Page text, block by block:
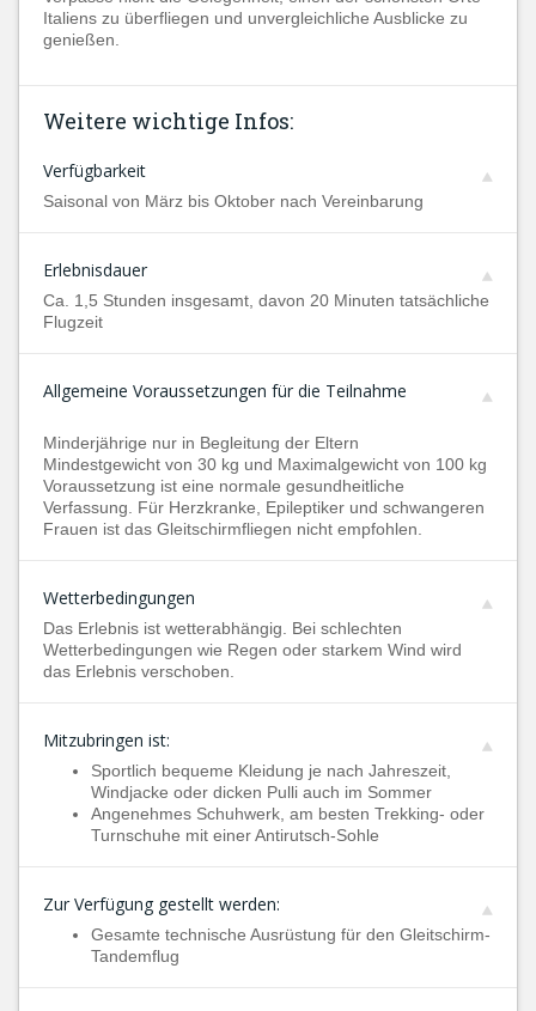
Italiens zu überfliegen und unvergleichliche Ausblicke zu
genießen.
Weitere wichtige Infos:
Verfügbarkeit
Saisonal von März bis Oktober nach Vereinbarung
Erlebnisdauer
Ca. 1,5 Stunden insgesamt, davon 20 Minuten tatsächliche
Flugzeit
Allgemeine Voraussetzungen für die Teilnahme
Minderjährige nur in Begleitung der Eltern
Mindestgewicht von 30 kg und Maximalgewicht von 100 kg
Voraussetzung ist eine normale gesundheitliche
Verfassung. Für Herzkranke, Epileptiker und schwangeren
Frauen ist das Gleitschirmfliegen nicht empfohlen.
Wetterbedingungen
Das Erlebnis ist wetterabhängig. Bei schlechten
Wetterbedingungen wie Regen oder starkem Wind wird
das Erlebnis verschoben.
Mitzubringen ist:
Sportlich bequeme Kleidung je nach Jahreszeit,
Windjacke oder dicken Pulli auch im Sommer
Angenehmes Schuhwerk, am besten Trekking- oder
Turnschuhe mit einer Antirutsch-Sohle
Zur Verfügung gestellt werden:
Gesamte technische Ausrüstung für den Gleitschirm-
Tandemflug